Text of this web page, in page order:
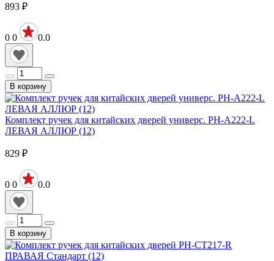
893 ₽
0 0 0.0
В корзину
Комплект ручек для китайских дверей универс. PH-A222-L
ЛЕВАЯ АЛЛЮР (12)
829 ₽
0 0 0.0
В корзину